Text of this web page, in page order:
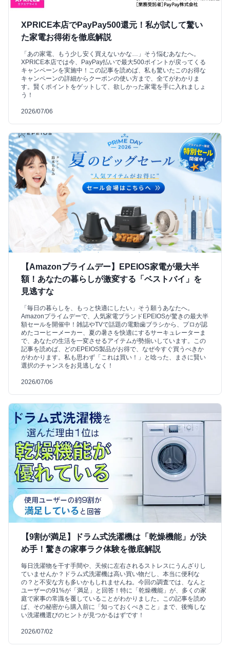
XPRICE本店でPayPay500還元！私が試して驚い
た家電お得術を徹底解説
「あの家電、もう少し安く買えないかな…」そう悩むあなたへ。
XPRICE本店では今、PayPay払いで最大500ポイントが戻ってくる
キャンペーンを実施中！この記事を読めば、私も驚いたこのお得な
キャンペーンの詳細からクーポンの使い方まで、全てがわかりま
す。賢くポイントをゲットして、欲しかった家電を手に入れましょ
う！
2026/07/06
【Amazonプライムデー】EPEIOS家電が最大半
額！あなたの暮らしが激変する「ベストバイ」を
見逃すな
「毎日の暮らしを、もっと快適にしたい」そう願うあなたへ。
Amazonプライムデーで、人気家電ブランドEPEIOSが驚きの最大半
額セールを開催中！雑誌やTVで話題の電動歯ブラシから、プロが認
めたコーヒーメーカー、夏の暑さを快適にするサーキュレーターま
で、あなたの生活を一変させるアイテムが勢揃いしています。この
記事を読めば、どのEPEIOS製品がお得で、なぜ今すぐ買うべきか
がわかります。私も思わず「これは買い！」と唸った、まさに賢い
選択のチャンスをお見逃しなく！
2026/07/06
【9割が満足】ドラム式洗濯機は「乾燥機能」が決
め手！驚きの家事ラク体験を徹底解説
毎日洗濯物を干す手間や、天候に左右されるストレスにうんざりし
ていませんか？ドラム式洗濯機は高い買い物だし、本当に便利な
の？と不安な方も多いかもしれませんね。今回の調査では、なんと
ユーザーの91%が「満足」と回答！特に「乾燥機能」が、多くの家
庭で家事の常識を覆していることがわかりました。この記事を読め
ば、その秘密から購入前に「知っておくべきこと」まで、後悔しな
い洗濯機選びのヒントが見つかるはずです！
2026/07/02